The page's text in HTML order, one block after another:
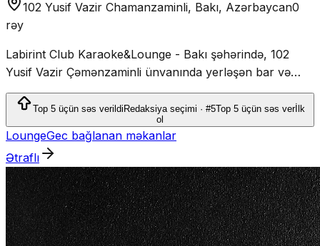
102 Yusif Vazir Chamanzaminli, Bakı, Azərbaycan0
rəy
Labirint Club Karaoke&Lounge - Bakı şəhərində, 102
Yusif Vazir Çəmənzaminli ünvanında yerləşən bar və
gecə klubu, karaoke və lounge xidməti təqdim edir.
Top 5 üçün səs verildi Redaksiya seçimi · #5Top 5 üçün səs verİlk
ol
LoungeGec bağlanan məkanlar
Ətraflı